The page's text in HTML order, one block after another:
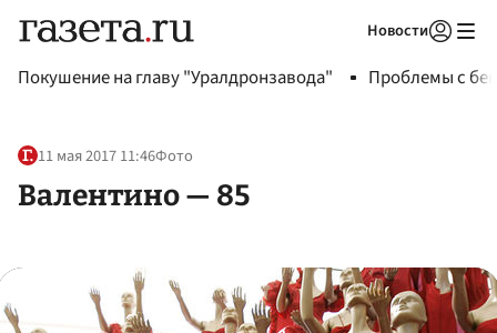
Новости
Покушение на главу "Уралдронзавода" Проблемы с
11 мая 2017 11:46Фото
Валентино — 85